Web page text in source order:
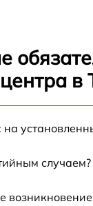
на
случаем?